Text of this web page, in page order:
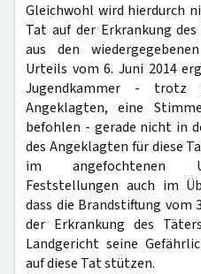
Gleichwohl wird hierdurch
Tat auf der Erkrankung
aus den
Urteils vom 6. Juni 2014
Jugendkammer - trotz
Angeklagten, eine
befohlen - gerade nicht in
des Angeklagten für diese
im angefochtenen
Feststellungen auch im
dass die Brandstiftung vom
der Erkrankung des
Landgericht seine
auf diese Tat stützen.